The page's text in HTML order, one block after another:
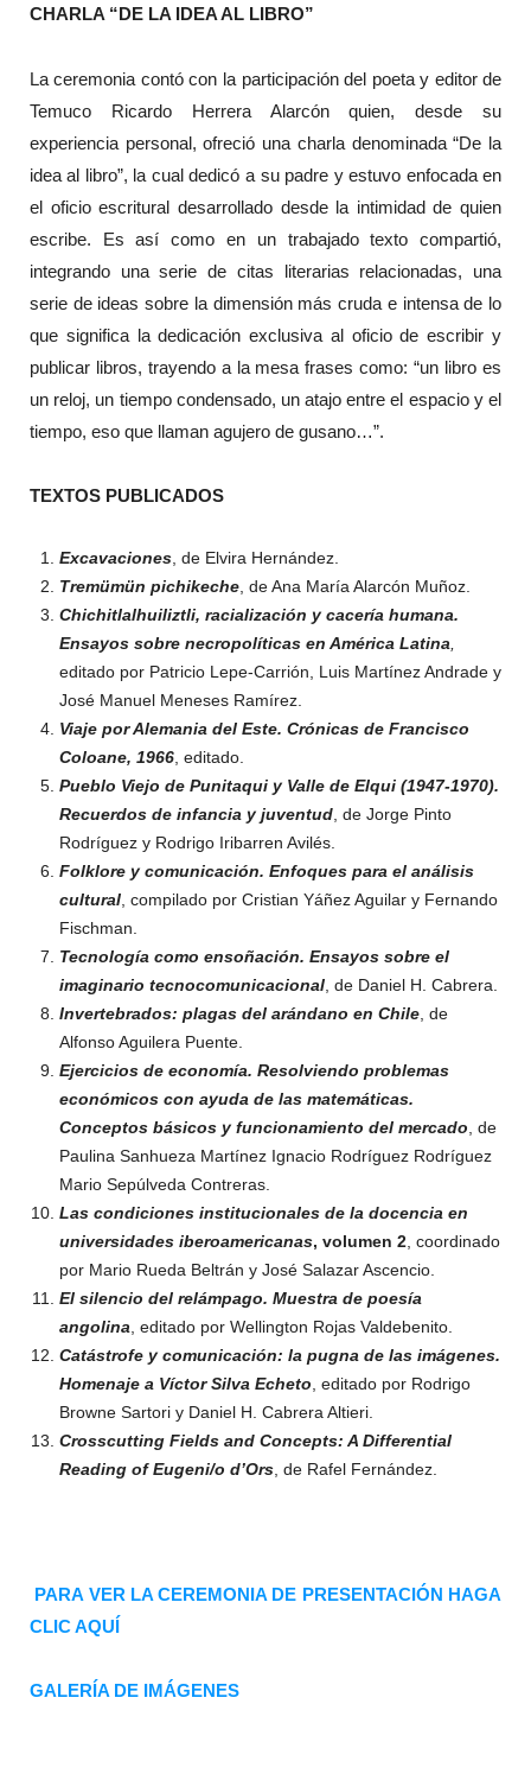
CHARLA “DE LA IDEA AL LIBRO”
La ceremonia contó con la participación del poeta y editor de
Temuco Ricardo Herrera Alarcón quien, desde su
experiencia personal, ofreció una charla denominada “De la
idea al libro”, la cual dedicó a su padre y estuvo enfocada en
el oficio escritural desarrollado desde la intimidad de quien
escribe. Es así como en un trabajado texto compartió,
integrando una serie de citas literarias relacionadas, una
serie de ideas sobre la dimensión más cruda e intensa de lo
que significa la dedicación exclusiva al oficio de escribir y
publicar libros, trayendo a la mesa frases como: “un libro es
un reloj, un tiempo condensado, un atajo entre el espacio y el
tiempo, eso que llaman agujero de gusano…”.
TEXTOS PUBLICADOS
Excavaciones, de Elvira Hernández.
Tremümün pichikeche, de Ana María Alarcón Muñoz.
Chichitlalhuiliztli, racialización y cacería humana.
Ensayos sobre necropolíticas en América Latina,
editado por Patricio Lepe-Carrión, Luis Martínez Andrade y
José Manuel Meneses Ramírez.
Viaje por Alemania del Este. Crónicas de Francisco
Coloane, 1966, editado.
Pueblo Viejo de Punitaqui y Valle de Elqui (1947-1970).
Recuerdos de infancia y juventud, de Jorge Pinto
Rodríguez y Rodrigo Iribarren Avilés.
Folklore y comunicación. Enfoques para el análisis
cultural, compilado por Cristian Yáñez Aguilar y Fernando
Fischman.
Tecnología como ensoñación. Ensayos sobre el
imaginario tecnocomunicacional, de Daniel H. Cabrera.
Invertebrados: plagas del arándano en Chile, de
Alfonso Aguilera Puente.
Ejercicios de economía. Resolviendo problemas
económicos con ayuda de las matemáticas.
Conceptos básicos y funcionamiento del mercado, de
Paulina Sanhueza Martínez Ignacio Rodríguez Rodríguez
Mario Sepúlveda Contreras.
Las condiciones institucionales de la docencia en
universidades iberoamericanas, volumen 2, coordinado
por Mario Rueda Beltrán y José Salazar Ascencio.
El silencio del relámpago. Muestra de poesía
angolina, editado por Wellington Rojas Valdebenito.
Catástrofe y comunicación: la pugna de las imágenes.
Homenaje a Víctor Silva Echeto, editado por Rodrigo
Browne Sartori y Daniel H. Cabrera Altieri.
Crosscutting Fields and Concepts: A Differential
Reading of Eugeni/o d’Ors, de Rafel Fernández.
PARA VER LA CEREMONIA DE PRESENTACIÓN HAGA
CLIC AQUÍ
GALERÍA DE IMÁGENES